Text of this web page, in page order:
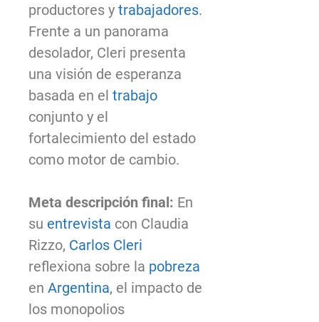
productores y trabajadores.
Frente a un panorama
desolador, Cleri presenta
una visión de esperanza
basada en el trabajo
conjunto y el
fortalecimiento del estado
como motor de cambio.
Meta descripción final: En
su entrevista con Claudia
Rizzo, Carlos Cleri
reflexiona sobre la pobreza
en Argentina, el impacto de
los monopolios